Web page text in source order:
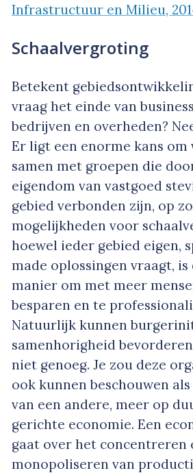
Infrastructuur en Milieu,
Schaalvergroting
Betekent
vraag het einde van
bedrijven en overheden?
Er ligt een enorme kans om
samen met groepen die
eigendom van vastgoed
gebied verbonden zijn, op
mogelijkheden voor
hoewel ieder gebied eigen,
made oplossingen vraagt, is
manier om met meer
besparen en te
Natuurlijk kunnen
samenhorigheid
niet genoeg. Je zou deze
ook kunnen beschouwen
van een andere, meer op
gerichte economie. Een
gaat over het concentreren
monopoliseren van